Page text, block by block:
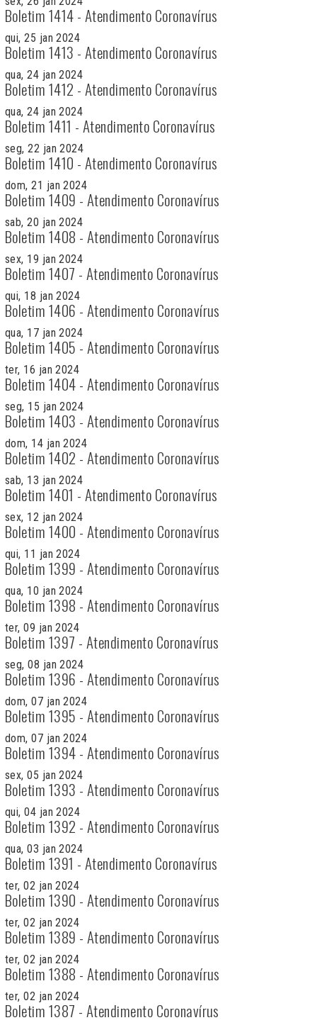
Boletim 1414 - Atendimento Coronavírus
qui, 25 jan 2024
Boletim 1413 - Atendimento Coronavírus
qua, 24 jan 2024
Boletim 1412 - Atendimento Coronavírus
qua, 24 jan 2024
Boletim 1411 - Atendimento Coronavírus
seg, 22 jan 2024
Boletim 1410 - Atendimento Coronavírus
dom, 21 jan 2024
Boletim 1409 - Atendimento Coronavírus
sab, 20 jan 2024
Boletim 1408 - Atendimento Coronavírus
sex, 19 jan 2024
Boletim 1407 - Atendimento Coronavírus
qui, 18 jan 2024
Boletim 1406 - Atendimento Coronavírus
qua, 17 jan 2024
Boletim 1405 - Atendimento Coronavírus
ter, 16 jan 2024
Boletim 1404 - Atendimento Coronavírus
seg, 15 jan 2024
Boletim 1403 - Atendimento Coronavírus
dom, 14 jan 2024
Boletim 1402 - Atendimento Coronavírus
sab, 13 jan 2024
Boletim 1401 - Atendimento Coronavírus
sex, 12 jan 2024
Boletim 1400 - Atendimento Coronavírus
qui, 11 jan 2024
Boletim 1399 - Atendimento Coronavírus
qua, 10 jan 2024
Boletim 1398 - Atendimento Coronavírus
ter, 09 jan 2024
Boletim 1397 - Atendimento Coronavírus
seg, 08 jan 2024
Boletim 1396 - Atendimento Coronavírus
dom, 07 jan 2024
Boletim 1395 - Atendimento Coronavírus
dom, 07 jan 2024
Boletim 1394 - Atendimento Coronavírus
sex, 05 jan 2024
Boletim 1393 - Atendimento Coronavírus
qui, 04 jan 2024
Boletim 1392 - Atendimento Coronavírus
qua, 03 jan 2024
Boletim 1391 - Atendimento Coronavírus
ter, 02 jan 2024
Boletim 1390 - Atendimento Coronavírus
ter, 02 jan 2024
Boletim 1389 - Atendimento Coronavírus
ter, 02 jan 2024
Boletim 1388 - Atendimento Coronavírus
ter, 02 jan 2024
Boletim 1387 - Atendimento Coronavírus